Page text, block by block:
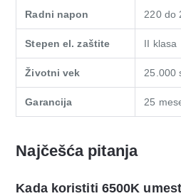
Radni napon 220 do
Stepen el. zaštite II klasa
Životni vek 25.000
Garancija 25
Najčešća pitanja
Kada koristiti 6500K